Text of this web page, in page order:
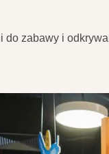
do zabawy i